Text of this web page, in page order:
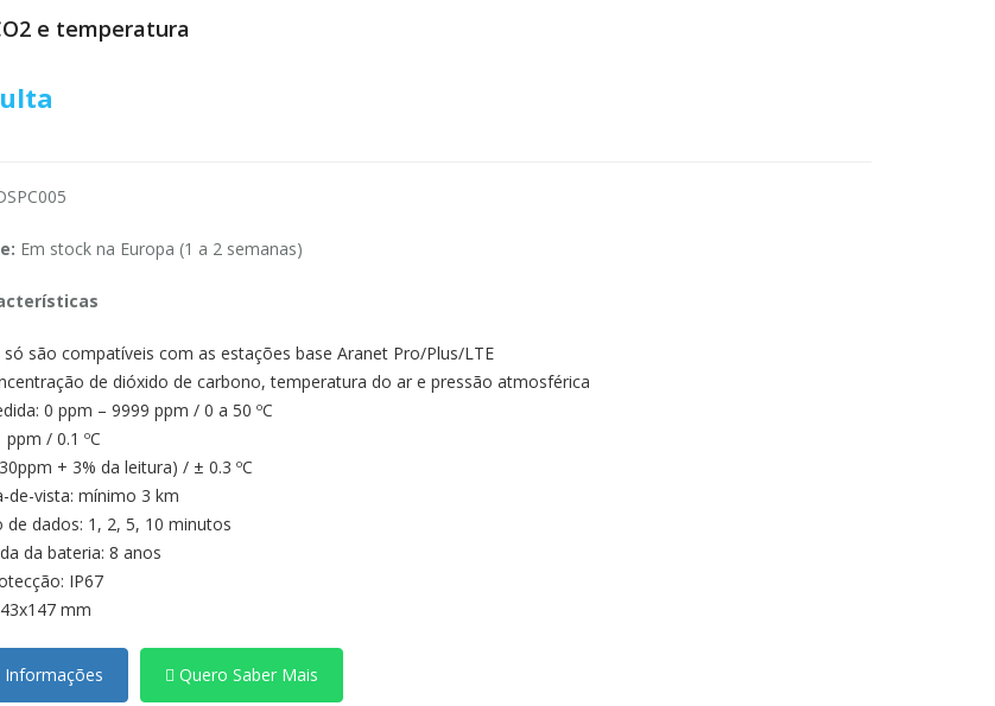
e temperatura
Em stock na Europa (1 a 2 semanas)
só são compatíveis com as estações base Aranet Pro/Plus/LTE
de dióxido de carbono, temperatura do ar e pressão atmosférica
0 ppm – 9999 ppm / 0 a 50 ºC
/ 0.1 ºC
+ 3% da leitura) / ± 0.3 ºC
de-vista: mínimo 3 km
de dados: 1, 2, 5, 10 minutos
da bateria: 8 anos
IP67
mm
Informações Quero Saber Mais